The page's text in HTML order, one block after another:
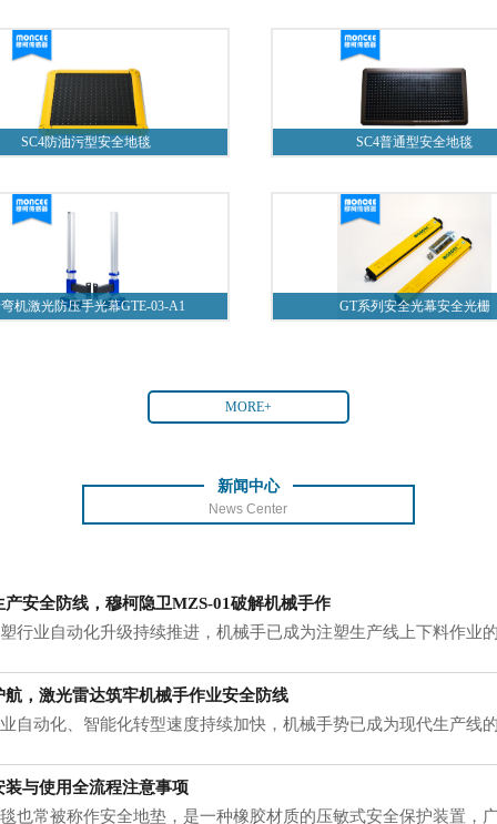
SC4防油污型安全地毯 SC4普通型安全地毯
机激光防压手光幕GTE-03-A1 GT系列安全光幕安全光栅
MORE+
新闻中心
News Center
产安全防线，穆柯隐卫MZS-01破解机械手作
业自动化升级持续推进，机械手已成为注塑生产线上下料作业
航，激光雷达筑牢机械手作业安全防线
动化、智能化转型速度持续加快，机械手势已成为现代生产线
装与使用全流程注意事项
常被称作安全地垫，是一种橡胶材质的压敏式安全保护装置，